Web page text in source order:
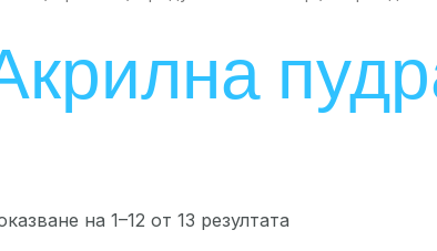
на 1–12 от 13 резултата